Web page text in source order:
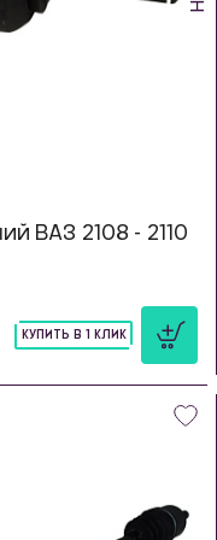
ВАЗ 2108 - 2110
КУПИТЬ В 1 КЛИК